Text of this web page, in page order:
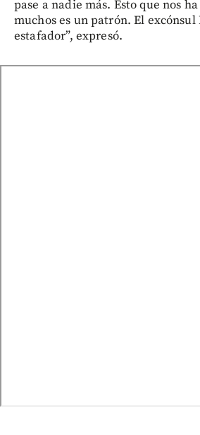
pase a nadie más. Esto que nos
muchos es un patrón. El
estafador”, expresó.